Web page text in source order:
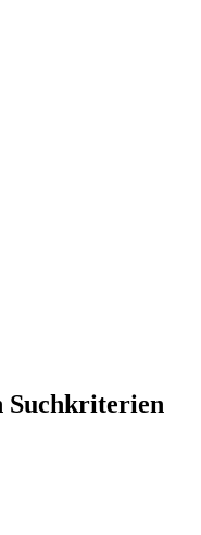
Suchkriterien